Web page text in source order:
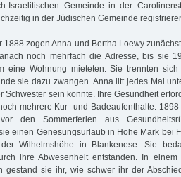
Israelitischen Gemeinde in der
in der Jüdischen Gemeinde
1888 zogen Anna und Bertha Loewy
noch mehrfach die Adresse, bis sie
eine Wohnung mieteten. Sie trennten
sie dazu zwangen. Anna litt jedes Mal
Schwester sein konnte. Ihre Gesundheit
mehrere Kur- und Badeaufenthalte. 1898
den Sommerferien aus
einen Genesungsurlaub in Hohe Mark bei
Wilhelmshöhe in Blankenese. Sie
ihre Abwesenheit entstanden. In einem
gestand sie ihr, wie schwer ihr der